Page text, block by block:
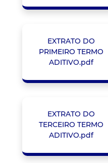
EXTRATO DO
PRIMEIRO TERMO
ADITIVO.pdf
EXTRATO DO
TERCEIRO TERMO
ADITIVO.pdf